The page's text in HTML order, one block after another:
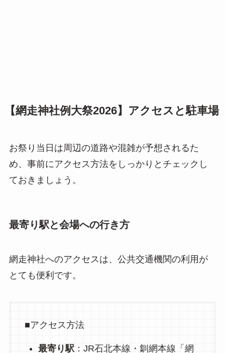
【網走神社例大祭2026】アクセスと駐車場
お祭り当日は周辺の道路や混雑が予想されるた
め、事前にアクセス方法をしっかりとチェックし
ておきましょう。
最寄り駅と会場への行き方
網走神社へのアクセスは、公共交通機関の利用が
とても便利です。
■アクセス方法
最寄り駅 ：JR石北本線・釧網本線「網